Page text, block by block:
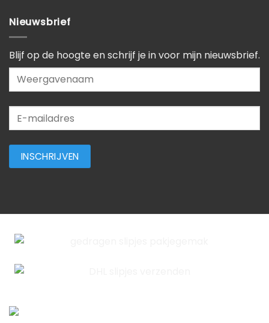
Nieuwsbrief
Blijf op de hoogte en schrijf je in voor mijn nieuwsbrief.